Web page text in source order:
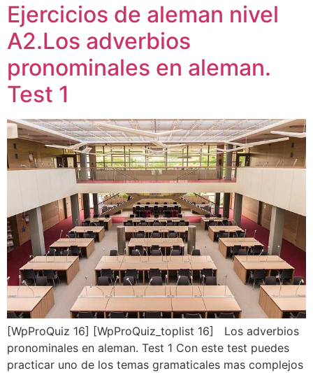
Ejercicios de aleman nivel
A2.Los adverbios
pronominales en aleman.
Test 1
[WpProQuiz 16] [WpProQuiz_toplist 16] Los adverbios
pronominales en aleman. Test 1 Con este test puedes
practicar uno de los temas gramaticales mas complejos